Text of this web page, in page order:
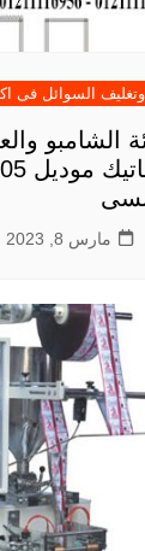
الشامبو
مارس 8, 2023